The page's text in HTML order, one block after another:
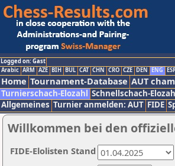
Logged on: Gast
Arabic ARM AZE BIH BUL CAT CHN CRO CZE DEN ENG
Home Tournament-Database AUT
Turnierschach-Elozahl Schnellschach-
Allgemeines Turnier anmelden: AUT FIDE
Willkommen bei den
FIDE-Elolisten Stand